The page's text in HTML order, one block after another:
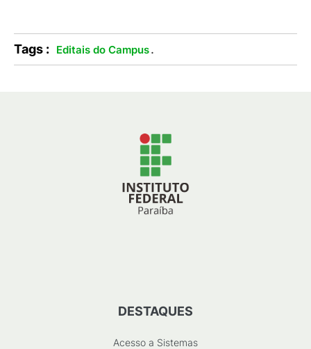
Tags : Editais do Campus.
DESTAQUES
Acesso a Sistemas